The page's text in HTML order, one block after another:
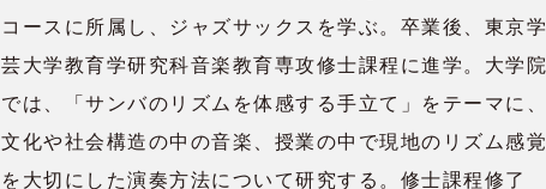
コースに所属し、ジャズサックスを学ぶ。卒業後、東京学
芸大学教育学研究科音楽教育専攻修士課程に進学。大学院
では、「サンバのリズムを体感する手立て」をテーマに、
文化や社会構造の中の音楽、授業の中で現地のリズム感覚
を大切にした演奏方法について研究する。修士課程修了